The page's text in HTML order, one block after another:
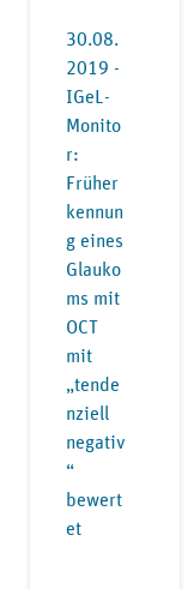
30.08.
2019 -
IGeL-
Monito
r:
Früher
kennun
g eines
Glauko
ms mit
OCT
mit
„tende
nziell
negativ
“
bewert
et